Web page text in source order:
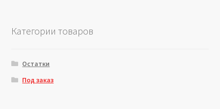
Категории товаров
Остатки
Под заказ